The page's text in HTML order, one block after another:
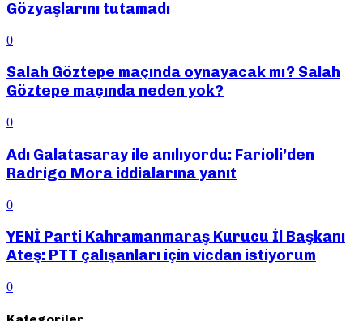
Gözyaşlarını tutamadı
0
Salah Göztepe maçında oynayacak mı? Salah
Göztepe maçında neden yok?
0
Adı Galatasaray ile anılıyordu: Farioli’den
Radrigo Mora iddialarına yanıt
0
YENİ Parti Kahramanmaraş Kurucu İl Başkanı
Ateş: PTT çalışanları için vicdan istiyorum
0